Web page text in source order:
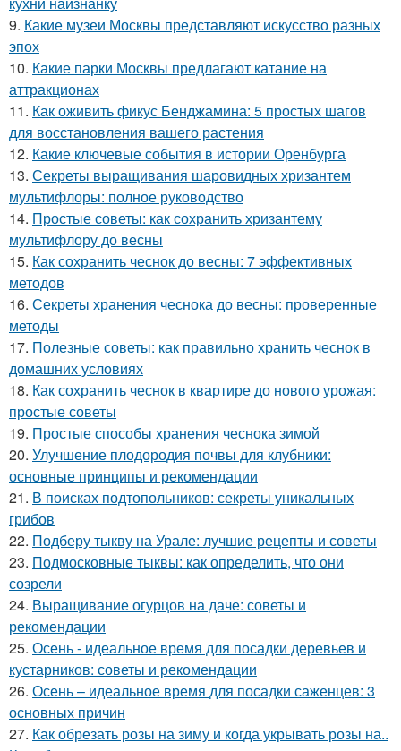
9. Какие музеи Москвы представляют искусство разных
эпох
10. Какие парки Москвы предлагают катание на
аттракционах
11. Как оживить фикус Бенджамина: 5 простых шагов
для восстановления вашего растения
12. Какие ключевые события в истории Оренбурга
13. Секреты выращивания шаровидных хризантем
мультифлоры: полное руководство
14. Простые советы: как сохранить хризантему
мультифлору до весны
15. Как сохранить чеснок до весны: 7 эффективных
методов
16. Секреты хранения чеснока до весны: проверенные
методы
17. Полезные советы: как правильно хранить чеснок в
домашних условиях
18. Как сохранить чеснок в квартире до нового урожая:
простые советы
19. Простые способы хранения чеснока зимой
20. Улучшение плодородия почвы для клубники:
основные принципы и рекомендации
21. В поисках подтопольников: секреты уникальных
грибов
22. Подберу тыкву на Урале: лучшие рецепты и советы
23. Подмосковные тыквы: как определить, что они
созрели
24. Выращивание огурцов на даче: советы и
рекомендации
25. Осень - идеальное время для посадки деревьев и
кустарников: советы и рекомендации
26. Осень – идеальное время для посадки саженцев: 3
основных причин
27. Как обрезать розы на зиму и когда укрывать розы на..